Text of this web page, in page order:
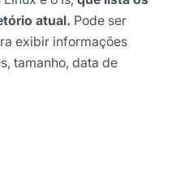
atual. Pode ser
exibir informações
tamanho, data de